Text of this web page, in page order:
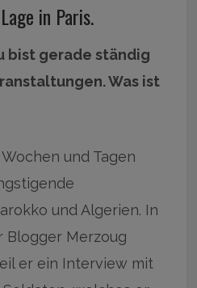
in Paris.
bist gerade ständig
Was ist
und Tagen
und Algerien. In
Blogger Merzoug
er ein Interview mit